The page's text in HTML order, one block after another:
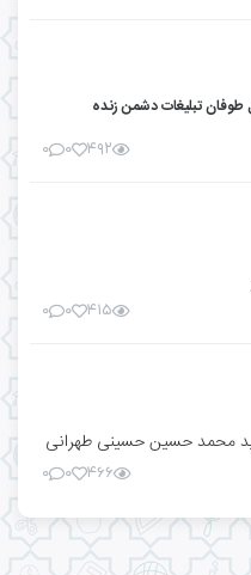
طوفان تبلیغات دشمن زنده
۴۹۲ ۰ ۰
۴۱۵ ۰ ۰
محمد حسین حسینی طهرانی
۴۶۶ ۰ ۰